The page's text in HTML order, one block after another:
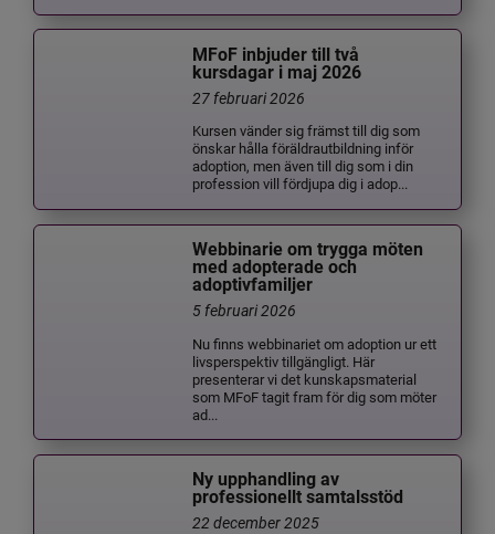
MFoF inbjuder till två
kursdagar i maj 2026
27 februari 2026
Kursen vänder sig främst till dig som
önskar hålla föräldrautbildning inför
adoption, men även till dig som i din
profession vill fördjupa dig i adop...
Webbinarie om trygga möten
med adopterade och
adoptivfamiljer
5 februari 2026
Nu finns webbinariet om adoption ur ett
livsperspektiv tillgängligt. Här
presenterar vi det kunskapsmaterial
som MFoF tagit fram för dig som möter
ad...
Ny upphandling av
professionellt samtalsstöd
22 december 2025